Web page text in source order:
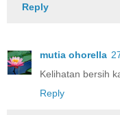
Reply
mutia ohorella
Kelihatan bersih
Reply